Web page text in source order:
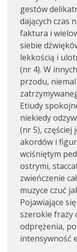
gestów
dających czas
faktura i
siebie
lekkością i
(nr 4). W
przodu,
Etiudy
niekiedy
(nr 5), częściej
akordów i
wciśniętym
ostrymi,
zwieńczenie
muzyce czuć
Pojawiające
szerokie frazy
odprężenia,
intensywność